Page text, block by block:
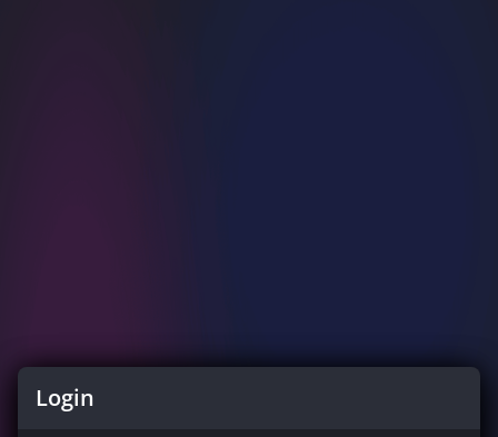
Login